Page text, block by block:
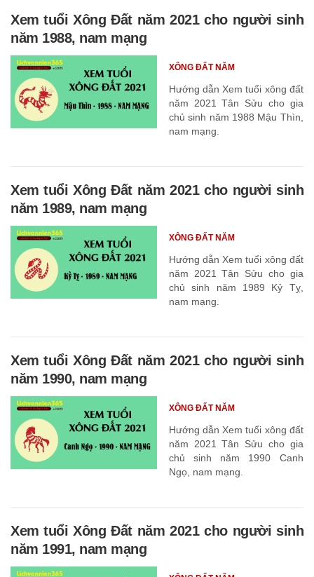
Xem tuổi Xông Đất năm 2021 cho người sinh
năm 1988, nam mạng
Hướng dẫn Xem tuổi xông đất
năm 2021 Tân Sửu cho gia
chủ sinh năm 1988 Mậu Thìn,
nam mạng.
XÔNG ĐẤT NĂM
Xem tuổi Xông Đất năm 2021 cho người sinh
năm 1989, nam mạng
Hướng dẫn Xem tuổi xông đất
năm 2021 Tân Sửu cho gia
chủ sinh năm 1989 Kỷ Tỵ,
nam mạng.
XÔNG ĐẤT NĂM
Xem tuổi Xông Đất năm 2021 cho người sinh
năm 1990, nam mạng
Hướng dẫn Xem tuổi xông đất
năm 2021 Tân Sửu cho gia
chủ sinh năm 1990 Canh
Ngọ, nam mạng.
XÔNG ĐẤT NĂM
Xem tuổi Xông Đất năm 2021 cho người sinh
năm 1991, nam mạng